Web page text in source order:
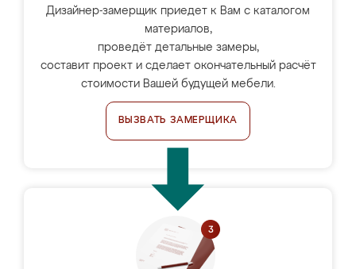
Дизайнер-замерщик приедет к Вам с каталогом
материалов,
проведёт детальные замеры,
составит проект и сделает окончательный расчёт
стоимости Вашей будущей мебели.
ВЫЗВАТЬ ЗАМЕРЩИКА